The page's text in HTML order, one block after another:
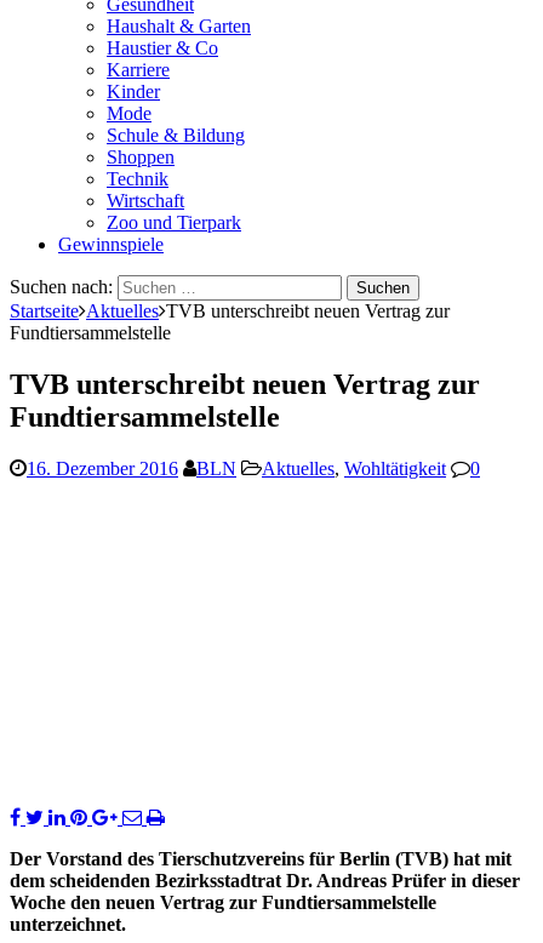
Gesundheit
Haushalt & Garten
Haustier & Co
Karriere
Kinder
Mode
Schule & Bildung
Shoppen
Technik
Wirtschaft
Zoo und Tierpark
Gewinnspiele
Suchen nach:
Startseite Aktuelles TVB unterschreibt neuen Vertrag zur
Fundtiersammelstelle
TVB unterschreibt neuen Vertrag zur
Fundtiersammelstelle
16. Dezember 2016 BLN Aktuelles, Wohltätigkeit 0
Der Vorstand des Tierschutzvereins für Berlin (TVB) hat mit
dem scheidenden Bezirksstadtrat Dr. Andreas Prüfer in dieser
Woche den neuen Vertrag zur Fundtiersammelstelle
unterzeichnet.